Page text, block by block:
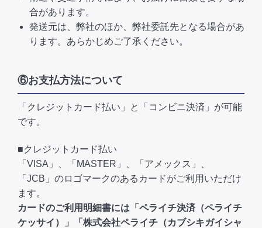
合があります。
発送元は、弊社のほか、弊社委託先となる場合があ
ります。あらかじめご了承ください。
⑥お支払方法について
「クレジットカード払い」と「コンビニ決済」が可能
です。
■クレジットカード払い
「VISA」、「MASTER」、「アメックス」、
「JCB」のロゴマークのあるカードがご利用いただけ
ます。
カードのご利用明細書には「ペライチ決済（ペライチ
ケッサイ）」「株式会社ペライチ（カブシキガイシャ